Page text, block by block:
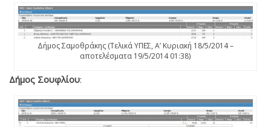
Δήμος Σαμοθράκης (Τελικά ΥΠΕΣ, Α’ Κυριακή 18/5/2014 –
αποτελέσματα 19/5/2014 01:38)
Δήμος Σουφλίου: